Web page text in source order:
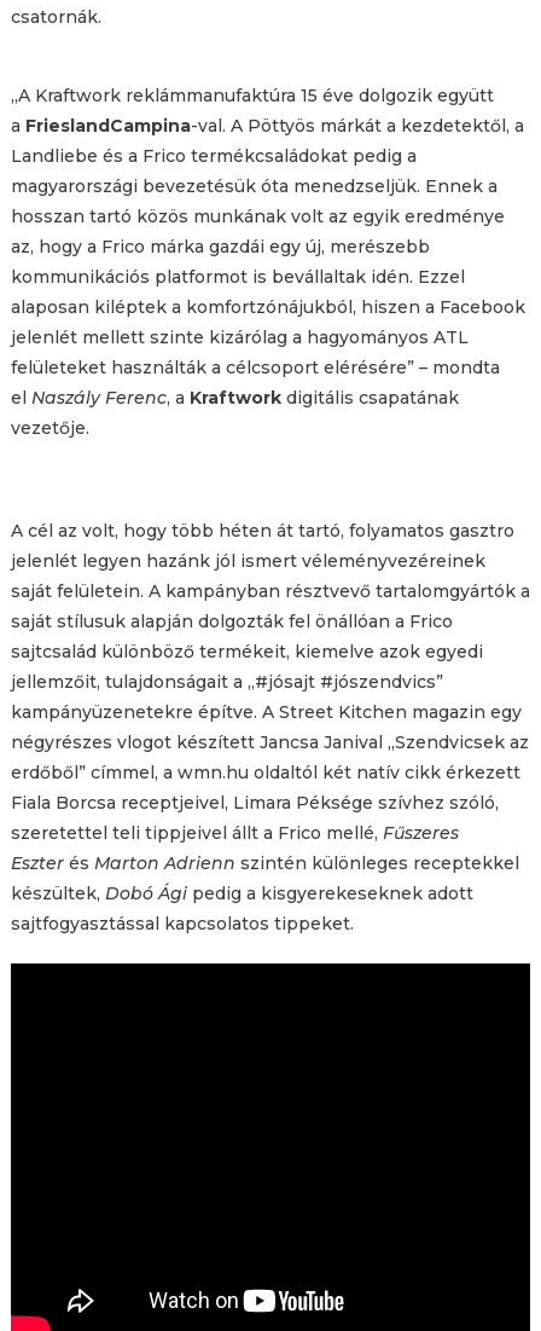
csatornák.
„A Kraftwork reklámmanufaktúra 15 éve dolgozik együtt
a FrieslandCampina-val. A Pöttyös márkát a kezdetektől, a
Landliebe és a Frico termékcsaládokat pedig a
magyarországi bevezetésük óta menedzseljük. Ennek a
hosszan tartó közös munkának volt az egyik eredménye
az, hogy a Frico márka gazdái egy új, merészebb
kommunikációs platformot is bevállaltak idén. Ezzel
alaposan kiléptek a komfortzónájukból, hiszen a Facebook
jelenlét mellett szinte kizárólag a hagyományos ATL
felületeket használták a célcsoport elérésére” – mondta
el Naszály Ferenc, a Kraftwork digitális csapatának
vezetője.
A cél az volt, hogy több héten át tartó, folyamatos gasztro
jelenlét legyen hazánk jól ismert véleményvezéreinek
saját felületein. A kampányban résztvevő tartalomgyártók a
saját stílusuk alapján dolgozták fel önállóan a Frico
sajtcsalád különböző termékeit, kiemelve azok egyedi
jellemzőit, tulajdonságait a „#jósajt #jószendvics”
kampányüzenetekre építve. A Street Kitchen magazin egy
négyrészes vlogot készített Jancsa Janival „Szendvicsek az
erdőből” címmel, a wmn.hu oldaltól két natív cikk érkezett
Fiala Borcsa receptjeivel, Limara Péksége szívhez szóló,
szeretettel teli tippjeivel állt a Frico mellé, Fűszeres
Eszterés Marton Adrienn szintén különleges receptekkel
készültek, Dobó Ágipedig a kisgyerekeseknek adott
sajtfogyasztással kapcsolatos tippeket.